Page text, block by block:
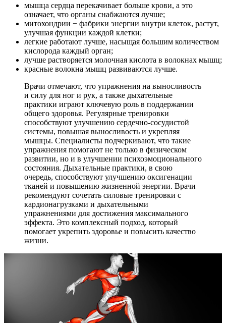
мышца сердца перекачивает больше крови, а это
означает, что органы снабжаются лучше;
митохондрии − фабрики энергии внутри клеток, растут,
улучшая функции каждой клетки;
легкие работают лучше, насыщая большим количеством
кислорода каждый орган;
лучше растворяется молочная кислота в волокнах мышц;
красные волокна мышц развиваются лучше.
Врачи отмечают, что упражнения на выносливость
и силу для ног и рук, а также дыхательные
практики играют ключевую роль в поддержании
общего здоровья. Регулярные тренировки
способствуют улучшению сердечно-сосудистой
системы, повышая выносливость и укрепляя
мышцы. Специалисты подчеркивают, что такие
упражнения помогают не только в физическом
развитии, но и в улучшении психоэмоционального
состояния. Дыхательные практики, в свою
очередь, способствуют улучшению оксигенации
тканей и повышению жизненной энергии. Врачи
рекомендуют сочетать силовые тренировки с
кардионагрузками и дыхательными
упражнениями для достижения максимального
эффекта. Это комплексный подход, который
помогает укрепить здоровье и повысить качество
жизни.